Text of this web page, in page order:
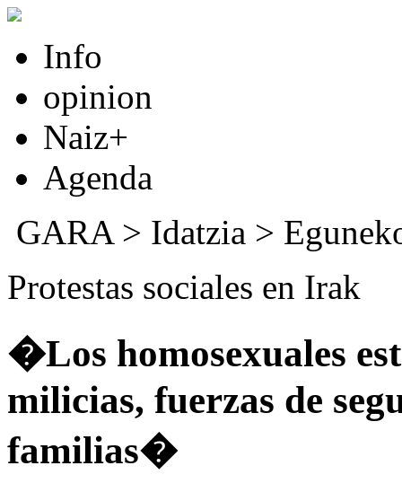
Info
opinion
Naiz+
Agenda
GARA> Idatzia >
Protestas sociales en Irak
�Los homosexuales
milicias, fuerzas de
familias�